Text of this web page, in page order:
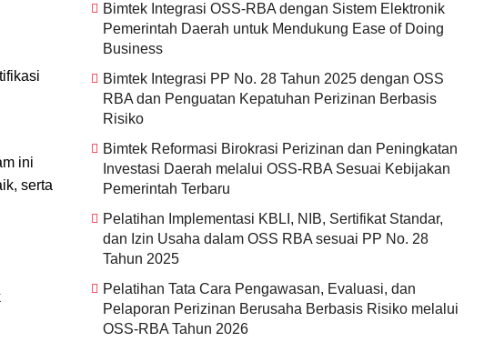
ini
serta
Bimtek Integrasi OSS-RBA dengan Sistem Elektronik
Pemerintah Daerah untuk Mendukung Ease of Doing
Business
Bimtek Integrasi PP No. 28 Tahun 2025 dengan OSS
RBA dan Penguatan Kepatuhan Perizinan Berbasis
Risiko
Bimtek Reformasi Birokrasi Perizinan dan Peningkatan
Investasi Daerah melalui OSS-RBA Sesuai Kebijakan
Pemerintah Terbaru
Pelatihan Implementasi KBLI, NIB, Sertifikat Standar,
dan Izin Usaha dalam OSS RBA sesuai PP No. 28
Tahun 2025
Pelatihan Tata Cara Pengawasan, Evaluasi, dan
Pelaporan Perizinan Berusaha Berbasis Risiko melalui
OSS-RBA Tahun 2026